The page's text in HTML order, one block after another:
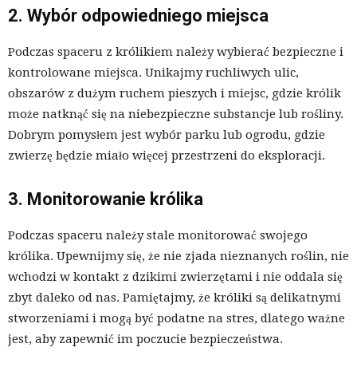
2. Wybór odpowiedniego miejsca
Podczas spaceru z królikiem należy wybierać bezpieczne i
kontrolowane miejsca. Unikajmy ruchliwych ulic,
obszarów z dużym ruchem pieszych i miejsc, gdzie królik
może natknąć się na niebezpieczne substancje lub rośliny.
Dobrym pomysłem jest wybór parku lub ogrodu, gdzie
zwierzę będzie miało więcej przestrzeni do eksploracji.
3. Monitorowanie królika
Podczas spaceru należy stale monitorować swojego
królika. Upewnijmy się, że nie zjada nieznanych roślin, nie
wchodzi w kontakt z dzikimi zwierzętami i nie oddala się
zbyt daleko od nas. Pamiętajmy, że króliki są delikatnymi
stworzeniami i mogą być podatne na stres, dlatego ważne
jest, aby zapewnić im poczucie bezpieczeństwa.